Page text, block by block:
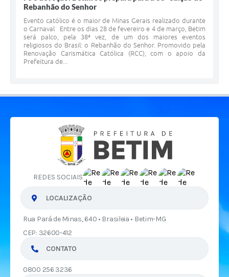
Rebanhão do Senhor
Evento católico é o maior de Minas Gerais realizado durante
o Carnaval Entre os dias 28 de fevereiro e 4 de março, Betim
será palco, pela 38ª vez, de um dos maiores eventos
religiosos do Brasil: o Rebanhão do Senhor. Promovido pela
Renovação Carismática Católica (RCC), com o apoio da
Prefeitura de...
REDES SOCIAIS
LOCALIZAÇÃO
Rua Pará de Minas, 640 • Brasileia • Betim-MG
CEP: 32600-412
CONTATO
0800 256 3236